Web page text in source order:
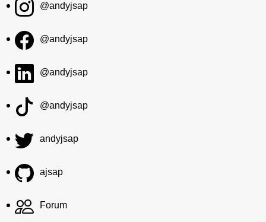
@andyjsap
@andyjsap
@andyjsap
@andyjsap
andyjsap
ajsap
Forum